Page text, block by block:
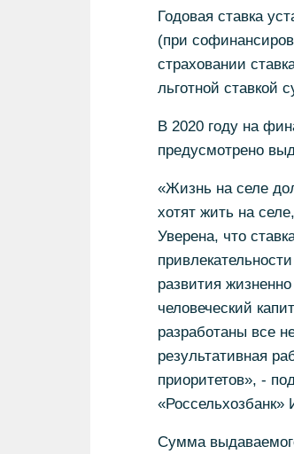
Годовая ставка
(при
страховании
льготной ставкой
В 2020 году на
предусмотрено
«Жизнь на селе
хотят жить на
Уверена, что
развития
человеческий
разработаны все
результативная
приоритетов», -
Сумма